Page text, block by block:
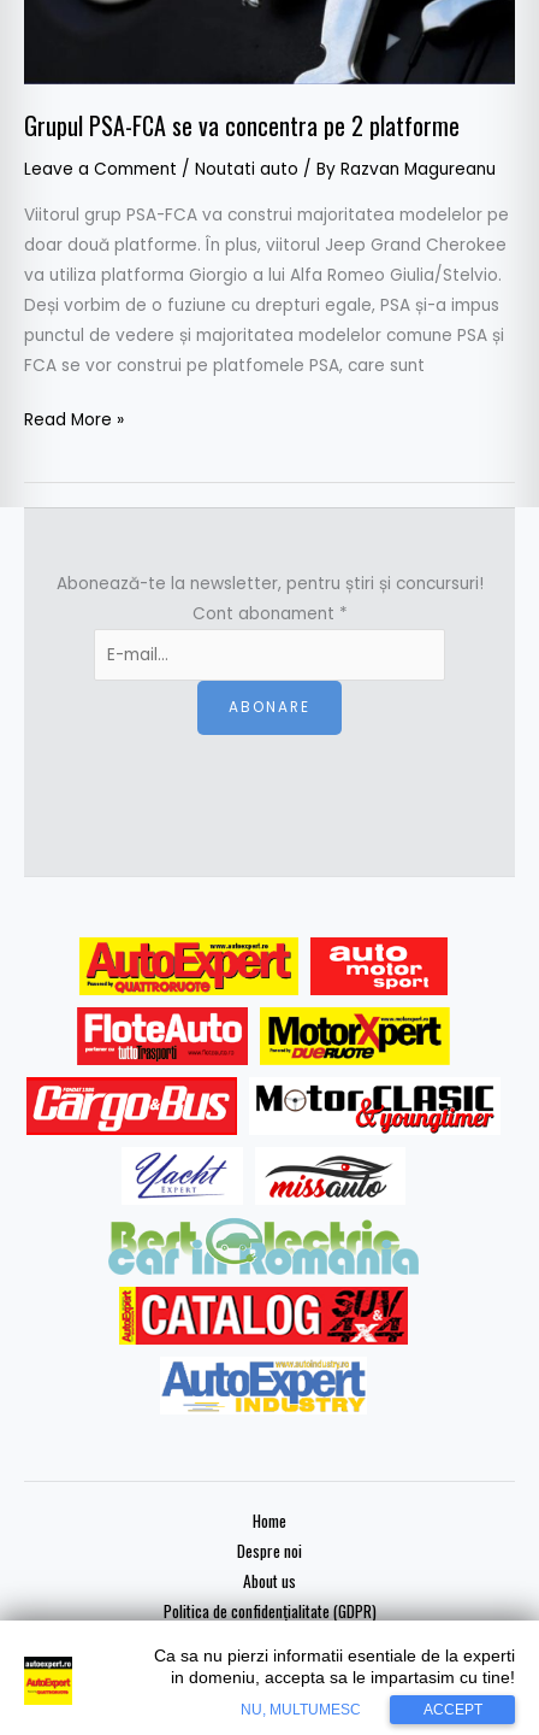
Grupul PSA-FCA se va concentra pe 2 platforme
Leave a Comment / Noutati auto / By Razvan Magureanu
Viitorul grup PSA-FCA va construi majoritatea modelelor pe
doar două platforme. În plus, viitorul Jeep Grand Cherokee
va utiliza platforma Giorgio a lui Alfa Romeo Giulia/Stelvio.
Deși vorbim de o fuziune cu drepturi egale, PSA și-a impus
punctul de vedere și majoritatea modelelor comune PSA și
FCA se vor construi pe platfomele PSA, care sunt
Read More »
Abonează-te la newsletter, pentru știri și concursuri!
Cont abonament *
ABONARE
Home
Despre noi
About us
Politica de confidențialitate (GDPR)
Copyright © 2026 AutoExpert
Ca sa nu pierzi informatii esentiale de la experti
in domeniu, accepta sa le impartasim cu tine!
NU, MULTUMESC ACCEPT